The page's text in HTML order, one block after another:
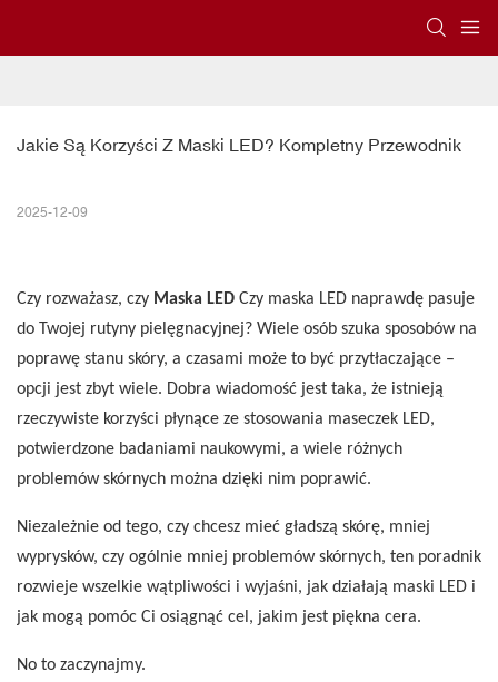
Jakie Są Korzyści Z Maski LED? Kompletny Przewodnik
2025-12-09
Czy rozważasz, czy Maska LED Czy maska ​​LED naprawdę pasuje
do Twojej rutyny pielęgnacyjnej? Wiele osób szuka sposobów na
poprawę stanu skóry, a czasami może to być przytłaczające –
opcji jest zbyt wiele. Dobra wiadomość jest taka, że ​​istnieją
rzeczywiste korzyści płynące ze stosowania maseczek LED,
potwierdzone badaniami naukowymi, a wiele różnych
problemów skórnych można dzięki nim poprawić.
Niezależnie od tego, czy chcesz mieć gładszą skórę, mniej
wyprysków, czy ogólnie mniej problemów skórnych, ten poradnik
rozwieje wszelkie wątpliwości i wyjaśni, jak działają maski LED i
jak mogą pomóc Ci osiągnąć cel, jakim jest piękna cera.
No to zaczynajmy.